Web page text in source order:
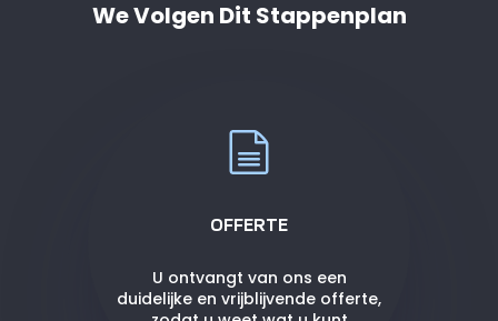
We Volgen Dit Stappenplan
OFFERTE
U ontvangt van ons een
duidelijke en vrijblijvende offerte,